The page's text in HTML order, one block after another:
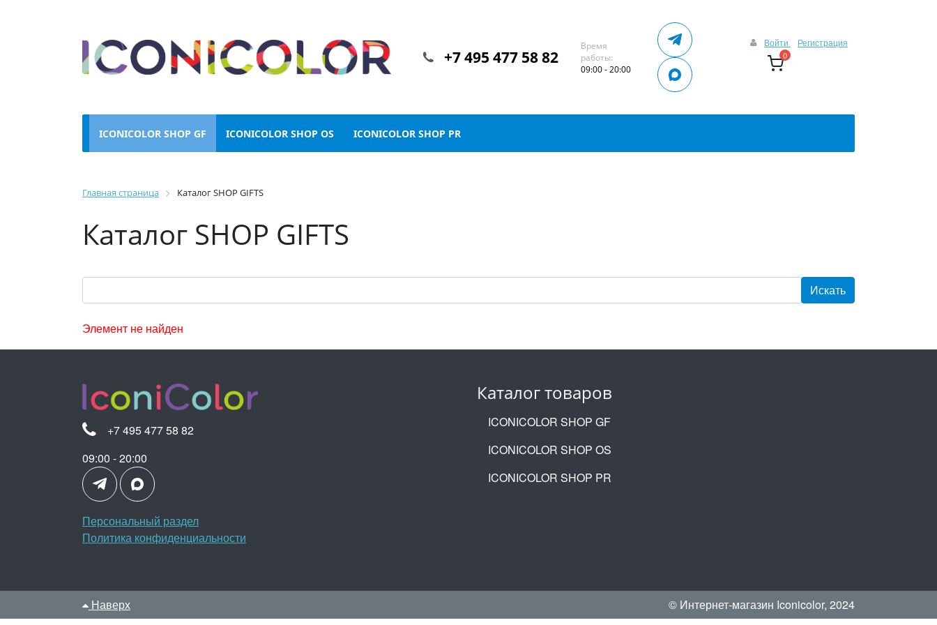
Войти Регистрация
0
+7 495 477 58 82
Время
работы:
09:00 - 20:00
ICONICOLOR SHOP GF ICONICOLOR SHOP OS ICONICOLOR SHOP PR
Главная страница Каталог SHOP GIFTS
Каталог SHOP GIFTS
Элемент не найден
Каталог товаров
ICONICOLOR SHOP GF
ICONICOLOR SHOP OS
ICONICOLOR SHOP PR
+7 495 477 58 82
09:00 - 20:00
Персональный раздел
Политика конфиденциальности
Наверх © Интернет-магазин Iconicolor, 2024